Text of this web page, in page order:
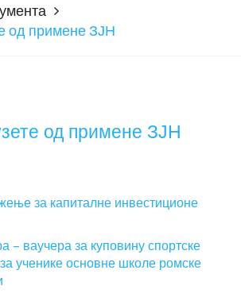
од примене ЗЈН
од примене ЗЈН
за капиталне инвестиционе
– ваучера за куповину спортске
ученике основне школе ромске